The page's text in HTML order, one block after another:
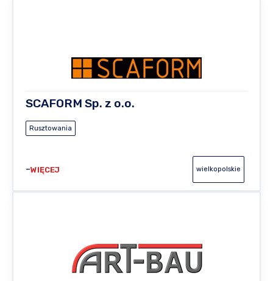
SCAFORM Sp. z o.o.
Rusztowania
WIĘCEJ wielkopolskie